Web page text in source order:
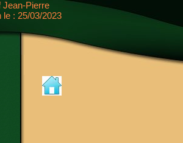
Pierre
: 25/03/2023